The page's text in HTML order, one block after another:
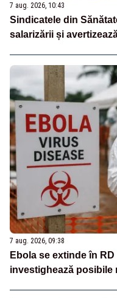
7 aug. 2026, 10:43
Sindicatele din
salarizării și
7 aug. 2026, 09:38
Ebola se extinde în
investighează posibile